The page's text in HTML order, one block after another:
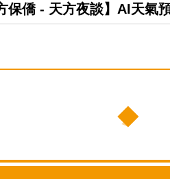
保僑 - 天方夜談】AI天氣